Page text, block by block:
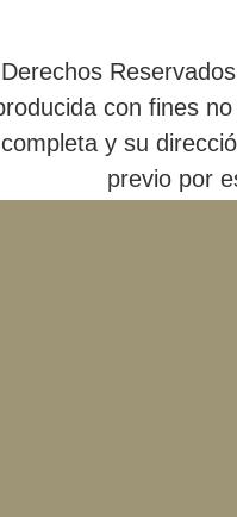
con fines
y su
previo por